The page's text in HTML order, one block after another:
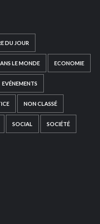
DU JOUR
LE MONDE ECONOMIE
EVÉNEMENTS
NON CLASSÉ
SOCIAL SOCIÉTÉ